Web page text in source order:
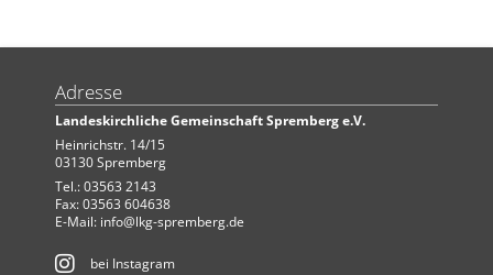
Adresse
Landeskirchliche Gemeinschaft Spremberg e.V.
Heinrichstr. 14/15
03130 Spremberg
Tel.: 03563 2143
Fax: 03563 604638
E-Mail: info@lkg-spremberg.de
bei Instagram